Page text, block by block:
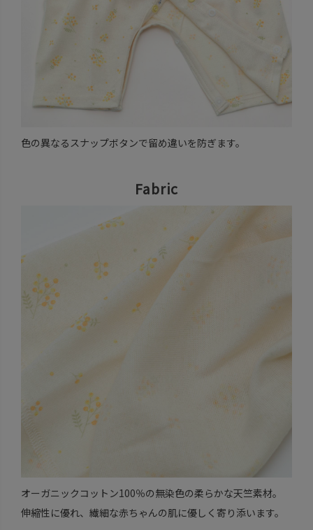
色の異なるスナップボタンで留め違いを防ぎます。
Fabric
オーガニックコットン100％の無染色の柔らかな天竺素材。
伸縮性に優れ、繊細な赤ちゃんの肌に優しく寄り添います。